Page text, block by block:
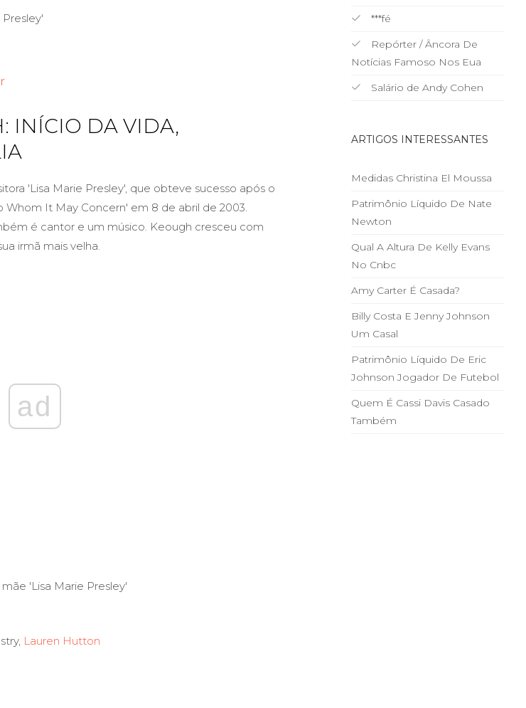
INÍCIO DA VIDA,
'Lisa Marie Presley', que obteve sucesso após o
It May Concern' em 8 de abril de 2003.
é cantor e um músico. Keough cresceu com
irmã mais velha.
ad
'Lisa Marie Presley'
Lauren Hutton
***fé
Repórter / Âncora De
Notícias Famoso Nos Eua
Salário de Andy Cohen
ARTIGOS INTERESSANTES
Medidas Christina El Moussa
Patrimônio Líquido De Nate
Newton
Qual A Altura De Kelly Evans
No Cnbc
Amy Carter É Casada?
Billy Costa E Jenny Johnson
Um Casal
Patrimônio Líquido De Eric
Johnson Jogador De Futebol
Quem É Cassi Davis Casado
Também